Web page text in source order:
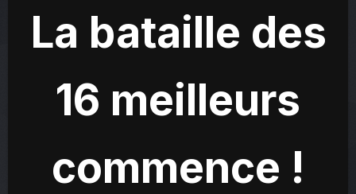
La bataille des
16 meilleurs
commence !